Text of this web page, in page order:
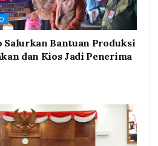
Salurkan Bantuan Produksi
dan Kios Jadi Penerima